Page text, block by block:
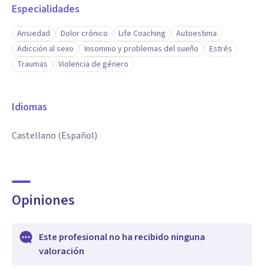
Especialidades
Ansiedad Dolor crónico Life Coaching
Autoestima
Adicción al sexo
Insomnio y problemas del sueño
Estrés
Traumas
Violencia de género
Idiomas
Castellano (Español)
Opiniones
Este profesional no ha recibido ninguna
valoración